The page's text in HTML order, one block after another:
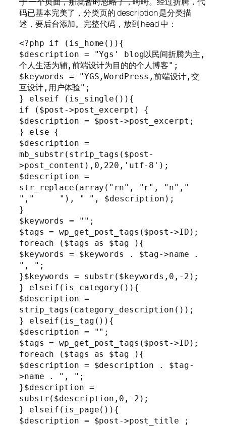
码已基本完美了，分类页的 description 是分类描
述，要后台添加。完整代码，放到 head 中：
<?php if (is_home()){
$description = "Ygs' blog以民间折腾为主,
个人生活为辅,前端设计为目的的个人博客";
$keywords = "YGS,WordPress,前端设计,交
互设计,用户体验";
} elseif (is_single()){
if ($post->post_excerpt) {
$description = $post->post_excerpt;
} else {
$description =
mb_substr(strip_tags($post-
>post_content),0,220,'utf-8');
$description =
str_replace(array("rn", "r", "n","
","	"), " ", $description);
}
$keywords = "";
$tags = wp_get_post_tags($post->ID);
foreach ($tags as $tag ){
$keywords = $keywords . $tag->name .
", ";
}$keywords = substr($keywords,0,-2);
} elseif(is_category()){
$description =
strip_tags(category_description());
} elseif(is_tag()){
$description = "";
$tags = wp_get_post_tags($post->ID);
foreach ($tags as $tag ){
$description = $description . $tag-
>name . ", ";
}$description =
substr($description,0,-2);
} elseif(is_page()){
$description = $post->post_title ;